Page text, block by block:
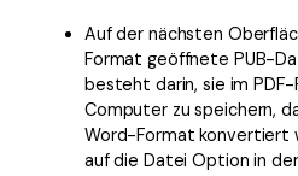
Auf der nächsten
Format geöffnete PUB-
besteht darin, sie im
Computer zu speichern,
Word-Format konvertiert
auf die Datei Option in